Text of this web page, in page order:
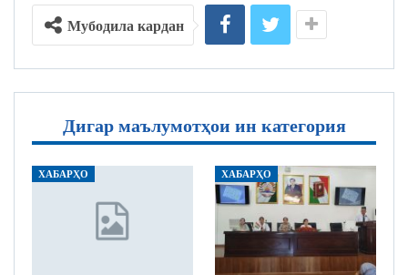
Мубодила кардан
Дигар маълумотҳои ин категория
ХАБАРҲО ХАБАРҲО